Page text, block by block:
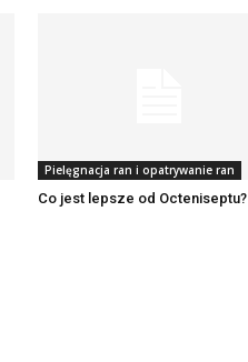
Pielęgnacja ran i opatrywanie ran
Co jest lepsze od Octeniseptu?